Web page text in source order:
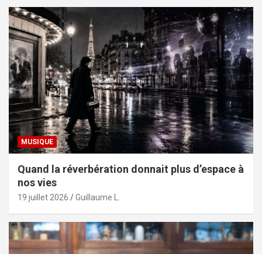
MUSIQUE
Quand la réverbération donnait plus d’espace à
nos vies
19 juillet 2026 Guillaume L.